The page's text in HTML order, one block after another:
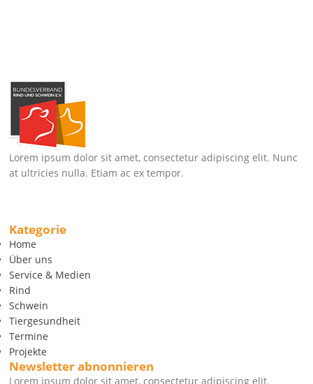
Lorem ipsum dolor sit amet, consectetur adipiscing elit. Nunc
at ultricies nulla. Etiam ac ex tempor.
Kategorie
Home
Über uns
Service & Medien
Rind
Schwein
Tiergesundheit
Termine
Projekte
Newsletter abnonnieren
Lorem ipsum dolor sit amet, consectetur adipiscing elit.